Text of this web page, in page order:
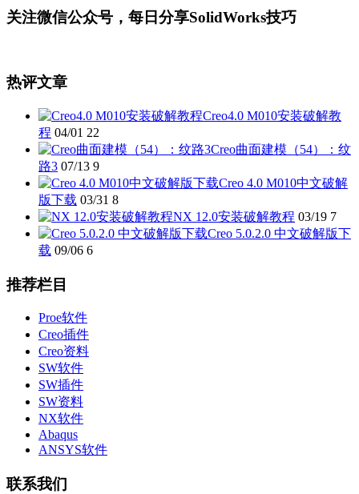
关注微信公众号，每日分享SolidWorks技巧
热评文章
Creo4.0 M010安装破解教
程 04/01 22
Creo曲面建模（54）：纹
路3 07/13 9
Creo 4.0 M010中文破解
版下载 03/31 8
NX 12.0安装破解教程 03/19 7
Creo 5.0.2.0 中文破解版下
载 09/06 6
推荐栏目
Proe软件
Creo插件
Creo资料
SW软件
SW插件
SW资料
NX软件
Abaqus
ANSYS软件
联系我们